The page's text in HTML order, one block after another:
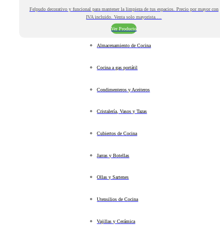
Felpudo decorativo y funcional para mantener la limpieza de tus espacios. Precio por mayor con
IVA incluido. Venta solo mayorista.…
Ver Producto
Almacenamiento de Cocina
Cocina a gas portátil
Condimenteros y Aceiteros
Cristalería, Vasos y Tazas
Cubiertos de Cocina
Jarras y Botellas
Ollas y Sartenes
Utensilios de Cocina
Vajillas y Cerámica